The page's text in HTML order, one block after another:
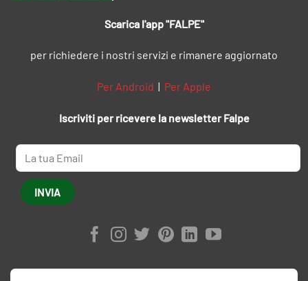
Scarica l'app "FALPE"
per richiedere i nostri servizi e rimanere aggiornato
Per Android | Per Apple
Iscriviti per ricevere la newsletter Falpe